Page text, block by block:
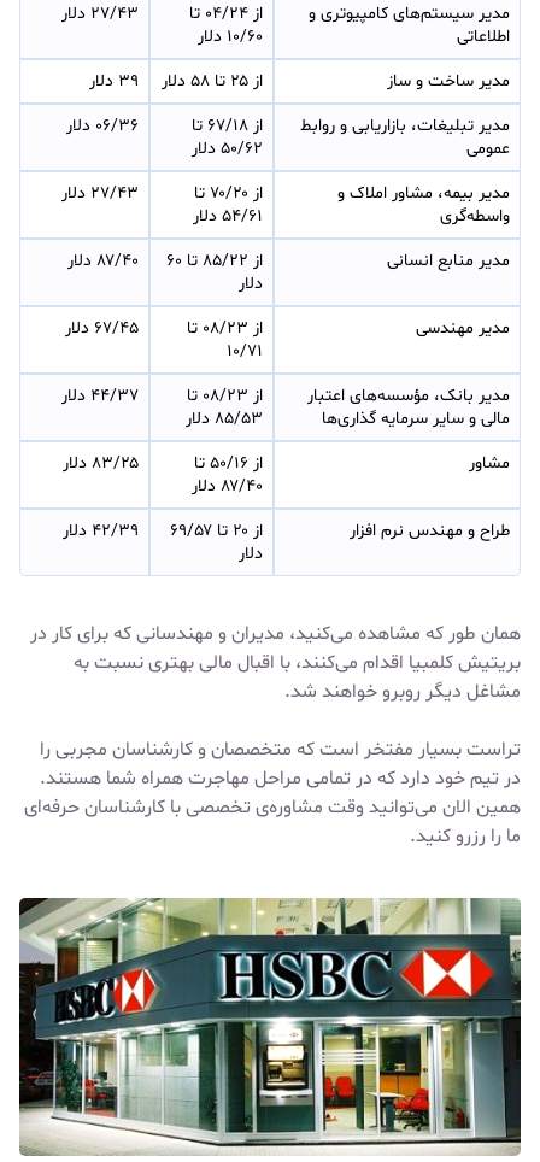
اطلاعاتی
۱۰/۶۰ دلار
۲۷/۴۳ دلار
مدیر ساخت و ساز از ۲۵ تا ۵۸ دلار
۳۹ دلار
عمومی
۵۰/۶۲ دلار
۰۶/۳۶ دلار
واسطه‌گری
۵۴/۶۱ دلار
۲۷/۴۳ دلار
مدیر منابع انسانی
دلار
۸۷/۴۰ دلار
مدیر مهندسی
۱۰/۷۱
۶۷/۴۵ دلار
مالی و سایر سرمایه گذاری‌ها
۸۵/۵۳ دلار
۴۴/۳۷ دلار
مشاور
۸۷/۴۰ دلار
۸۳/۲۵ دلار
طراح و مهندس نرم افزار
دلار
۴۲/۳۹ دلار
همان طور که مشاهده می‌کنید، مدیران و مهندسانی که برای کار در
بریتیش کلمبیا اقدام می‌کنند، با اقبال مالی بهتری نسبت به
مشاغل دیگر روبرو خواهند شد.
تراست بسیار مفتخر است که متخصصان و کارشناسان مجربی را
در تیم خود دارد که در تمامی مراحل مهاجرت همراه شما هستند.
همین الان می‌توانید وقت مشاوره‌ی تخصصی با کارشناسان حرفه‌ای
ما را رزرو کنید.